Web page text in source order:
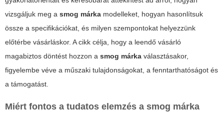
vizsgáljuk meg a smog márka modelleket, hogyan hasonlítsuk
össze a specifikációkat, és milyen szempontokat helyezzünk
előtérbe vásárláskor. A cikk célja, hogy a leendő vásárló
magabiztos döntést hozzon a smog márka választásakor,
figyelembe véve a műszaki tulajdonságokat, a fenntarthatóságot és
a támogatást.
Miért fontos a tudatos elemzés a smog márka